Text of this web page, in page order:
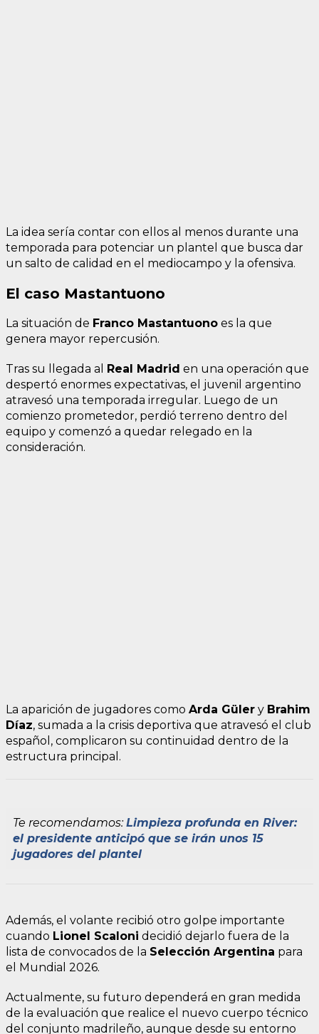
La idea sería contar con ellos al menos durante una
temporada para potenciar un plantel que busca dar
un salto de calidad en el mediocampo y la ofensiva.
El caso Mastantuono
La situación de Franco Mastantuono es la que
genera mayor repercusión.
Tras su llegada al Real Madrid en una operación que
despertó enormes expectativas, el juvenil argentino
atravesó una temporada irregular. Luego de un
comienzo prometedor, perdió terreno dentro del
equipo y comenzó a quedar relegado en la
consideración.
La aparición de jugadores como Arda Güler y Brahim
Díaz, sumada a la crisis deportiva que atravesó el club
español, complicaron su continuidad dentro de la
estructura principal.
Te recomendamos:Limpieza profunda en River:
el presidente anticipó que se irán unos 15
jugadores del plantel
Además, el volante recibió otro golpe importante
cuando Lionel Scaloni decidió dejarlo fuera de la
lista de convocados de la Selección Argentina para
el Mundial 2026.
Actualmente, su futuro dependerá en gran medida
de la evaluación que realice el nuevo cuerpo técnico
del conjunto madrileño, aunque desde su entorno